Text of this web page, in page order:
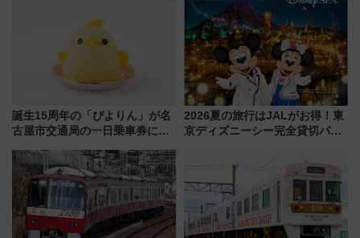
響
誕生15周年の「ぴよりん」が名
古屋市交通局の一日乗車券に！
定1万5000枚】
2026夏の旅行はJALがお得！東
京ディズニーシー完全貸切パー
ーン始まる 条件は「夏の国内